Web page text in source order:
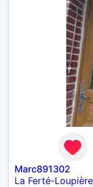
autant être trop
avec très peu de
bienveillant,
respectueux,
laisse « glisser »
m’éprenez pas
j’aime me trahit
chance et je
Néanmoins, je
qu’impatient.
bien dramatique
homme facile à
d’apprendre à
ravi….A très
Marc891302
La Ferté-Loupière